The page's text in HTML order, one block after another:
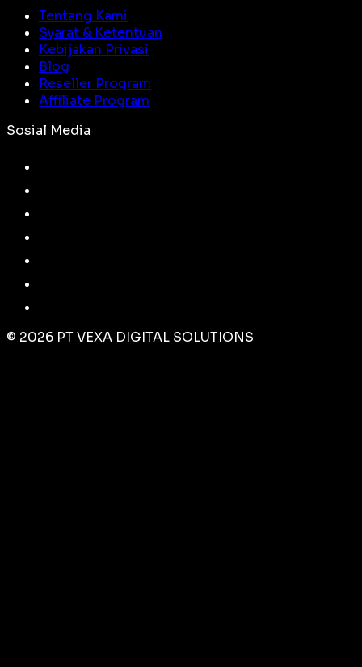
Tentang Kami
Syarat & Ketentuan
Kebijakan Privasi
Blog
Reseller Program
Affiliate Program
Sosial Media
© 2026 PT VEXA DIGITAL SOLUTIONS